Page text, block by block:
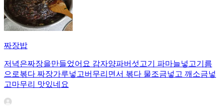
짜장밥
저녁은짜장을만들었어요 감자양파버섯고기 파마늘넣고기름
으로볶다 짜장가루넣고버무리면서 볶다 물조금넣고 깨소금넣
고마무리 맛있네요